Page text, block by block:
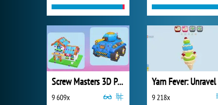
Screw Masters 3D Puzzle
9 609x 9 218x